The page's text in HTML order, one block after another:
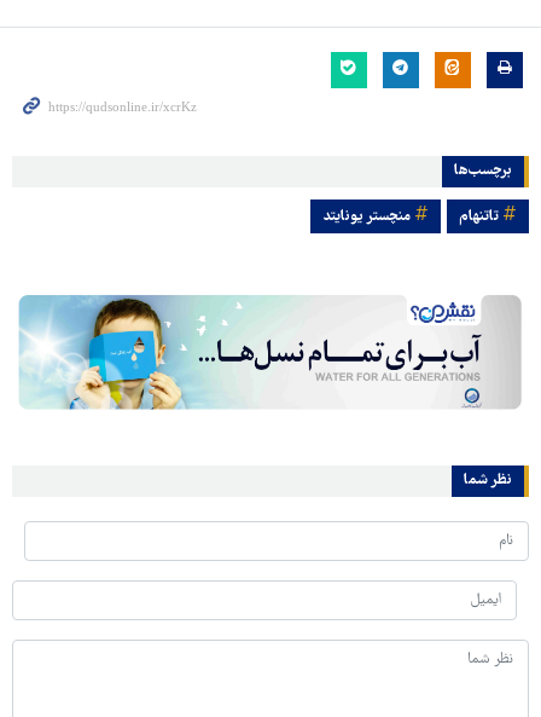
برچسب‌ها
تاتنهام منچستر یونایتد
نظر شما